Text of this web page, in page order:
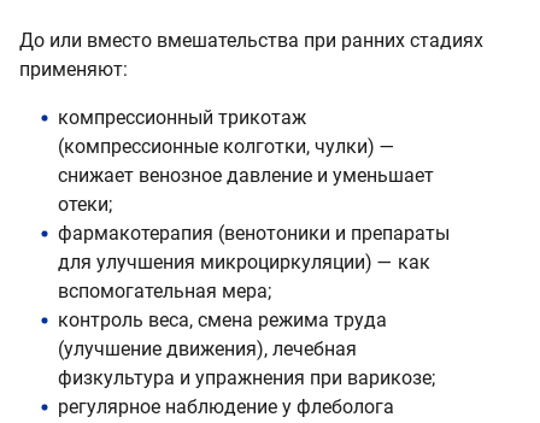
До или вместо вмешательства при ранних стадиях
применяют:
компрессионный трикотаж
(компрессионные колготки, чулки) —
снижает венозное давление и уменьшает
отеки;
фармакотерапия (венотоники и препараты
для улучшения микроциркуляции) — как
вспомогательная мера;
контроль веса, смена режима труда
(улучшение движения), лечебная
физкультура и упражнения при варикозе;
регулярное наблюдение у флеболога